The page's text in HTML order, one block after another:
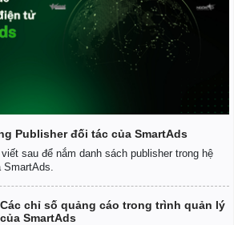
Publisher đối tác của SmartAds
sau để nắm danh sách publisher trong hệ
Các chỉ số quảng cáo trong trình quản lý
của SmartAds